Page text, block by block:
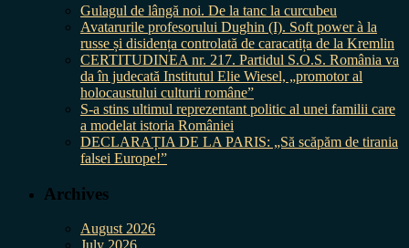
Gulagul de lângă noi. De la tanc la curcubeu
Avatarurile profesorului Dughin (I). Soft power à la
russe și disidența controlată de caracatița de la Kremlin
CERTITUDINEA nr. 217. Partidul S.O.S. România va
da în judecată Institutul Elie Wiesel, „promotor al
holocaustului culturii române”
S-a stins ultimul reprezentant politic al unei familii care
a modelat istoria României
DECLARAȚIA DE LA PARIS: „Să scăpăm de tirania
falsei Europe!”
Archives
August 2026